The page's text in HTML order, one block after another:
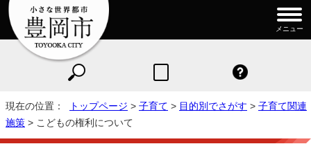
メニュー
現在の位置： トップページ > 子育て > 目的別でさがす > 子育て関連
施策 > こどもの権利について